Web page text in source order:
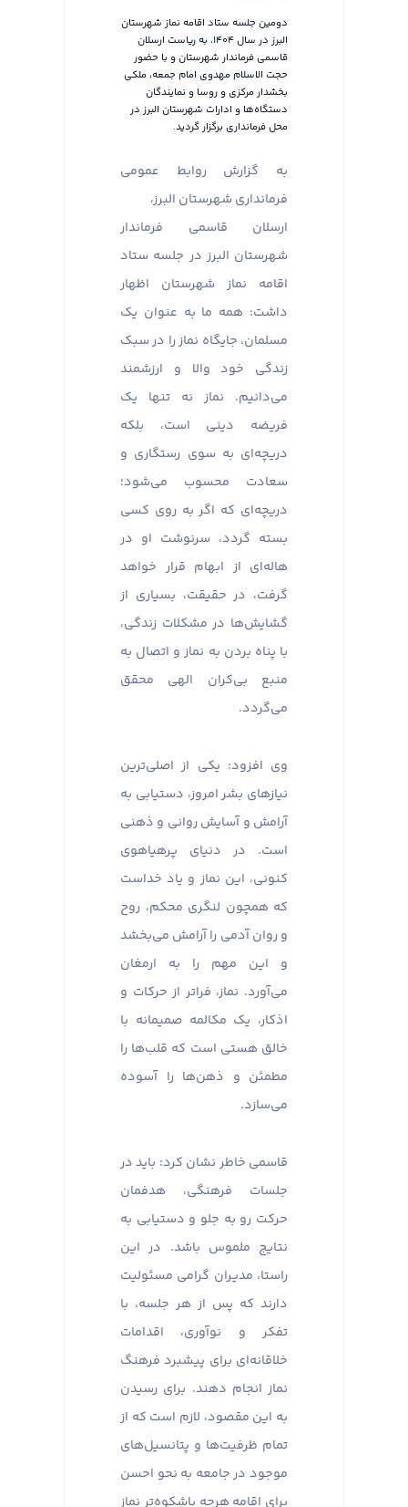
دومین جلسه ستاد اقامه نماز شهرستان
البرز در سال ۱۴۰۴، به ریاست ارسلان
قاسمی فرماندار شهرستان و با حضور
حجت الاسلام مهدوی امام جمعه، ملکی
بخشدار مرکزی و روسا و نمایندگان
دستگاه‌ها و ادارات شهرستان البرز در
محل فرمانداری برگزار گردید.
به گزارش روابط عمومی
فرمانداری شهرستان البرز،
ارسلان قاسمی فرماندار
شهرستان البرز در جلسه ستاد
اقامه نماز شهرستان اظهار
داشت: همه ما به عنوان یک
مسلمان، جایگاه نماز را در سبک
زندگی خود والا و ارزشمند
می‌دانیم. نماز نه تنها یک
فریضه دینی است، بلکه
دریچه‌ای به سوی رستگاری و
سعادت محسوب می‌شود؛
دریچه‌ای که اگر به روی کسی
بسته گردد، سرنوشت او در
هاله‌ای از ابهام قرار خواهد
گرفت، در حقیقت، بسیاری از
گشایش‌ها در مشکلات زندگی،
با پناه بردن به نماز و اتصال به
منبع بی‌کران الهی محقق
می‌گردد.
وی افزود: یکی از اصلی‌ترین
نیازهای بشر امروز، دستیابی به
آرامش و آسایش روانی و ذهنی
است. در دنیای پرهیاهوی
کنونی، این نماز و یاد خداست
که همچون لنگری محکم، روح
و روان آدمی را آرامش می‌بخشد
و این مهم را به ارمغان
می‌آورد. نماز، فراتر از حرکات و
اذکار، یک مکالمه صمیمانه با
خالق هستی است که قلب‌ها را
مطمئن و ذهن‌ها را آسوده
می‌سازد.
قاسمی خاطر نشان کرد: باید در
جلسات فرهنگی، هدفمان
حرکت رو به جلو و دستیابی به
نتایج ملموس باشد. در این
راستا، مدیران گرامی مسئولیت
دارند که پس از هر جلسه، با
تفکر و نوآوری، اقدامات
خلاقانه‌ای برای پیشبرد فرهنگ
نماز انجام دهند. برای رسیدن
به این مقصود، لازم است که از
تمام ظرفیت‌ها و پتانسیل‌های
موجود در جامعه به نحو احسن
برای اقامه هرچه باشکوه‌تر نماز